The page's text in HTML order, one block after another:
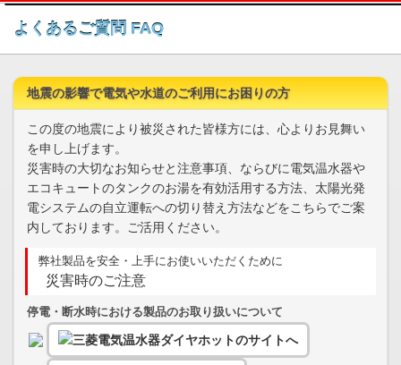
このページの本文へ
よくあるご質問 FAQ
地震の影響で電気や水道のご利用にお困りの方
この度の地震により被災された皆様方には、心よりお見舞い
を申し上げます。
災害時の大切なお知らせと注意事項、ならびに電気温水器や
エコキュートのタンクのお湯を有効活用する方法、太陽光発
電システムの自立運転への切り替え方法などをこちらでご案
内しております。ご活用ください。
弊社製品を安全・上手にお使いいただくために
災害時のご注意
停電・断水時における製品のお取り扱いについて